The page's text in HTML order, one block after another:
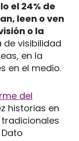
el 24% de
leen o ven
o la
de visibilidad
en la
en el medio.
del
historias en